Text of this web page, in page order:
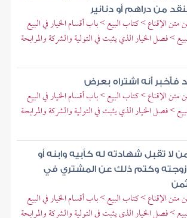
من دراهم أو دنانير
الإقناع > كتاب البيع > باب أقسام الخيار في البيع
> فصل الخيار الذي يثبت في التولية والشركة والمرابحة
فأخبر أنه اشتراه بعرض
الإقناع > كتاب البيع > باب أقسام الخيار في البيع
> فصل الخيار الذي يثبت في التولية والشركة والمرابحة
لا تقبل شهادته له كأبيه وابنه أو
وكتم ذلك عن المشتري في
الإقناع > كتاب البيع > باب أقسام الخيار في البيع
> فصل الخيار الذي يثبت في التولية والشركة والمرابحة